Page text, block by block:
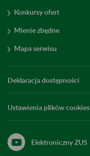
Konkursy ofert
Mienie zbędne
Mapa serwisu
Deklaracja dostępności
Ustawienia plików cookies
Elektroniczny ZUS